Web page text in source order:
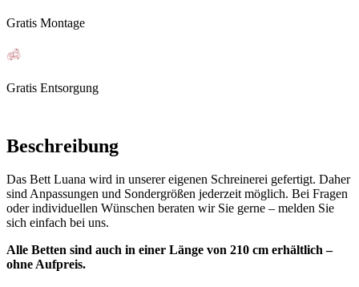
Gratis Montage
Gratis Entsorgung
Beschreibung
Das Bett Luana wird in unserer eigenen Schreinerei gefertigt. Daher
sind Anpassungen und Sondergrößen jederzeit möglich. Bei Fragen
oder individuellen Wünschen beraten wir Sie gerne – melden Sie
sich einfach bei uns.
Alle Betten sind auch in einer Länge von 210 cm erhältlich –
ohne Aufpreis.